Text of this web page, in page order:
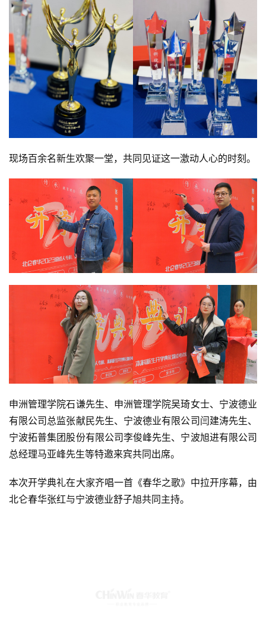
现场百余名新生欢聚一堂，共同见证这一激动人心的时刻。
申洲管理学院石谦先生、申洲管理学院吴琦女士、宁波德业
有限公司总监张献民先生、宁波德业有限公司闫建涛先生、
宁波拓普集团股份有限公司李俊峰先生、宁波旭进有限公司
总经理马亚峰先生等特邀来宾共同出席。
本次开学典礼在大家齐唱一首《春华之歌》中拉开序幕，由
北仑春华张红与宁波德业舒子旭共同主持。